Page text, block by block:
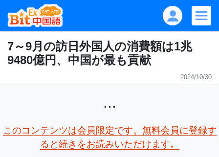
7～9月の訪日外国人の消費額は1兆
9480億円、中国が最も貢献
2024/10/30
...
このコンテンツは会員限定です。無料会員に登録す
ると続きをお読みいただけます。